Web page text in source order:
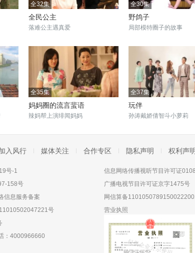
全32集
全民公主
落难公主遇真爱
全30集
野鸽子
局部模特圈子的故事
全35集
妈妈圈的流言蜚语
辣妈帮上演绯闻妈妈
全37集
玩伴
孙涛戴娇倩智斗小萝莉
入风行 媒体关注 合作专区 隐私声明 权利声明
号-1
158号
信息服务备案
号
：4000966660
信息网络传播视听节目许可证
广播电视节目许可证京字1475号
网信算备
营业执照